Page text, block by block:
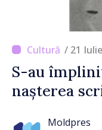
/ 21
S-au
nașterea
Moldpres